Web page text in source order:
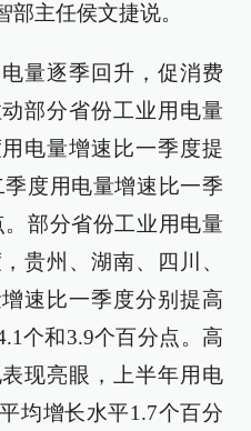
主任侯文捷说。
量逐季回升，促消费
部分省份工业用电量
电量增速比一季度提
度用电量增速比一季
部分省份工业用电量
贵州、湖南、四川、
速比一季度分别提高
个和3.9个百分点。高
现亮眼，上半年用电
均增长水平1.7个百分